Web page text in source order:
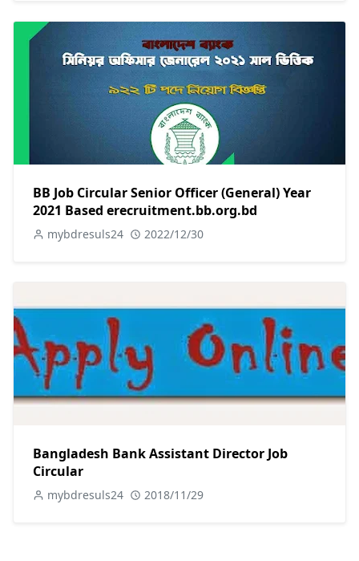
BB Job Circular Senior Officer (General) Year
2021 Based erecruitment.bb.org.bd
mybdresuls24 2022/12/30
Bangladesh Bank Assistant Director Job
Circular
mybdresuls24 2018/11/29